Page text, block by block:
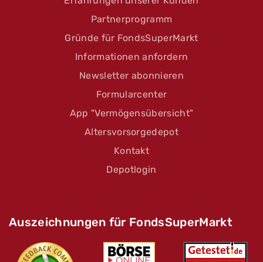
Partnerprogramm
Gründe für FondsSuperMarkt
Informationen anfordern
Newsletter abonnieren
Formularcenter
App "Vermögensübersicht"
Altersvorsorgedepot
Kontakt
Depotlogin
Auszeichnungen für FondsSuperMarkt